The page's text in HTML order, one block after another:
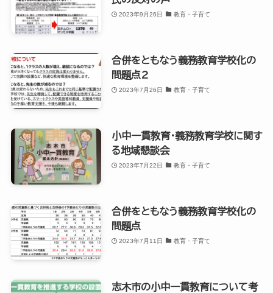
2023年9月26日 教育・子育て
合併をともなう義務教育学校化の
問題点2
2023年7月26日 教育・子育て
小中一貫教育・義務教育学校に関す
る地域懇談会
2023年7月22日 教育・子育て
合併をともなう義務教育学校化の
問題点
2023年7月11日 教育・子育て
志木市の小中一貫教育について考